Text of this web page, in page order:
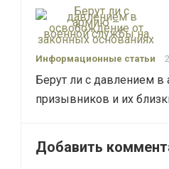
Информационные статьи
Берут ли с давлением
призывников и их
Добавить